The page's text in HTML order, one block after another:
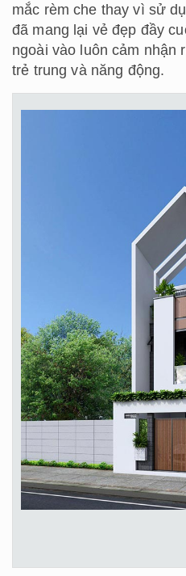
mắc rèm che thay vì sử
đã mang lại vẻ đẹp đầy
ngoài vào luôn cảm nhận
trẻ trung và năng động.